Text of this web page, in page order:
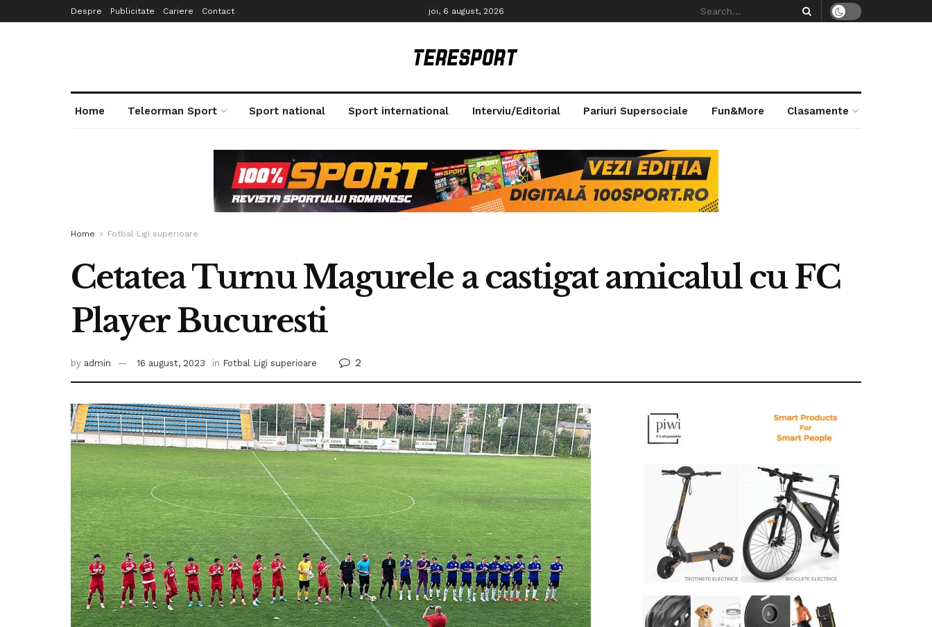
Despre Publicitate Cariere Contact joi, 6 august, 2026
Home Teleorman Sport Sport national Sport international Interviu/Editorial Pariuri Supersociale Fun&More Clasamente
Home Fotbal Ligi superioare
Cetatea Turnu Magurele a castigat amicalul cu FC
Player Bucuresti
by admin 16 august, 2023 in Fotbal Ligi superioare 2